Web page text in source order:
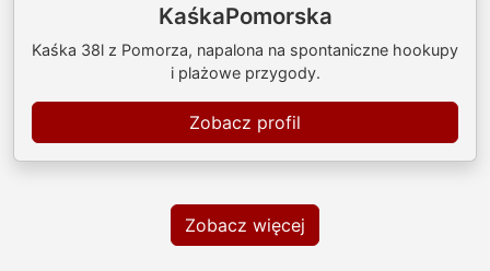
KaśkaPomorska
Kaśka 38l z Pomorza, napalona na spontaniczne hookupy
i plażowe przygody.
Zobacz profil
Zobacz więcej